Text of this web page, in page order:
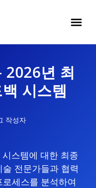
2026년 최
시스템
작성자
스템에 대한 최종
전문가들과 협력
세스를 분석하여